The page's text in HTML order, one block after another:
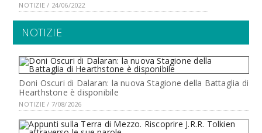
NOTIZIE / 24/06/2022
NOTIZIE
Doni Oscuri di Dalaran: la nuova Stagione della Battaglia di
Hearthstone è disponibile
NOTIZIE / 7/08/2026